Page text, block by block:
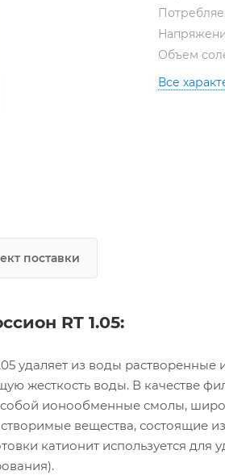
Объем
Все
поставки
RT 1.05:
удаляет из воды растворенные
жесткость воды. В качестве
собой ионообменные смолы,
вещества, состоящие
катионит используется для